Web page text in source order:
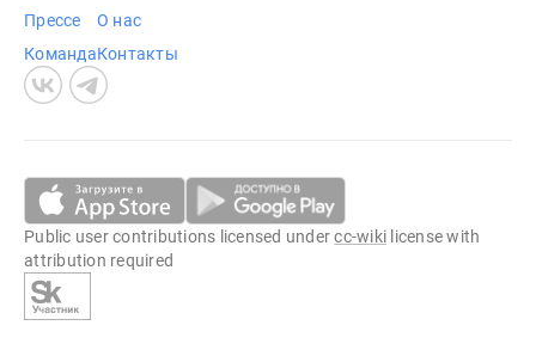
Прессе
Команда
О нас
Контакты
Public user contributions licensed undercc-wiki license with
attribution required